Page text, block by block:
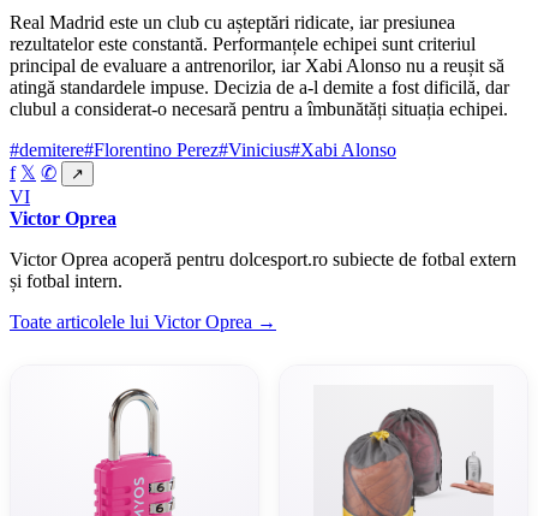
Real Madrid este un club cu așteptări ridicate, iar presiunea
rezultatelor este constantă. Performanțele echipei sunt criteriul
principal de evaluare a antrenorilor, iar Xabi Alonso nu a reușit să
atingă standardele impuse. Decizia de a-l demite a fost dificilă, dar
clubul a considerat-o necesară pentru a îmbunătăți situația echipei.
#demitere#Florentino Perez#Vinicius#Xabi Alonso
f 𝕏 ✆ ↗
VI
Victor Oprea
Victor Oprea acoperă pentru dolcesport.ro subiecte de fotbal extern
și fotbal intern.
Toate articolele lui Victor Oprea →